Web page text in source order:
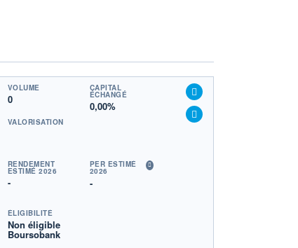
VOLUME
0
CAPITAL
ÉCHANGÉ
0,00%
VALORISATION
RENDEMENT
ESTIMÉ 2026
-
PER ESTIMÉ
2026
-
ÉLIGIBILITÉ
Non éligible
Boursobank